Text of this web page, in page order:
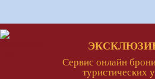
Сервис онлайн
туристических